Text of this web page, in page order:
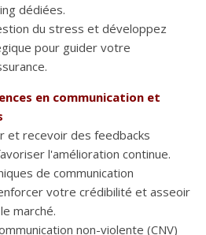
dédiées.
du stress et développez
pour guider votre
en communication et
et recevoir des feedbacks
l'amélioration continue.
de communication
votre crédibilité et asseoir
marché.
non-violente (CNV)